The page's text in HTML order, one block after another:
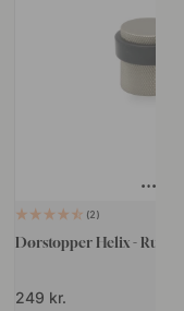
2
Dørstopper Helix -
249 kr.